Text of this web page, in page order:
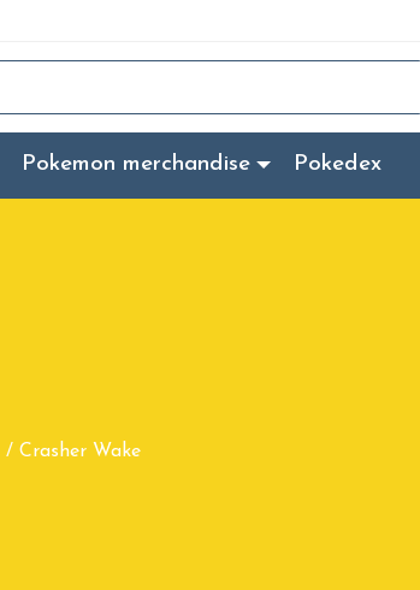
Pokemon merchandise Pokedex
/ Crasher Wake